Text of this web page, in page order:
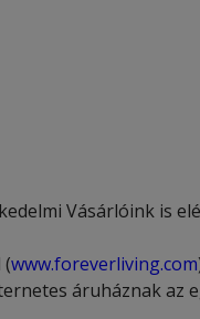
Vásárlóink is
www.foreverliving.com
áruháznak az